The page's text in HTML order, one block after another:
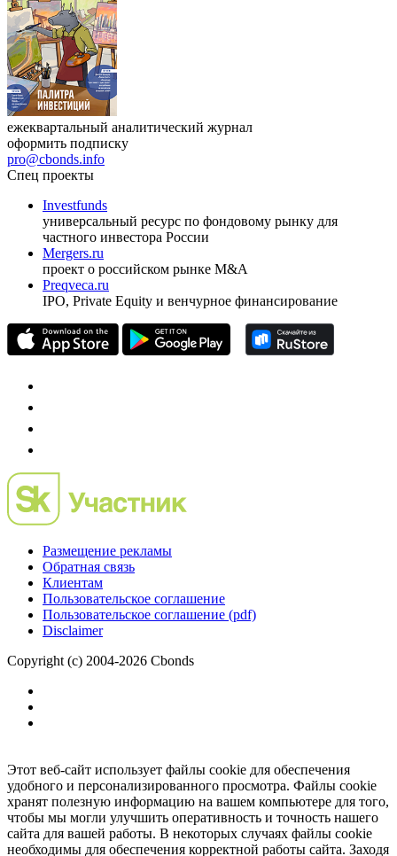
ЖурналCbonds Review
ежеквартальный аналитический журнал
оформить подписку
pro@cbonds.info
Спец проекты
Investfunds
универсальный ресурс по фондовому рынку для
частного инвестора России
проект о российском рынке M&A
Preqveca.ru
Размещение рекламы
Обратная связь
Пользовательское соглашение
Copyright (c) 2004-2026 Cbonds
Этот веб-сайт использует файлы cookie для обеспечения
удобного и персонализированного просмотра. Файлы cookie